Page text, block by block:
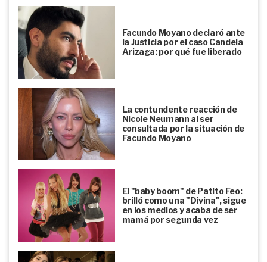
Facundo Moyano declaró ante
la Justicia por el caso Candela
Arizaga: por qué fue liberado
La contundente reacción de
Nicole Neumann al ser
consultada por la situación de
Facundo Moyano
El "baby boom" de Patito Feo:
brilló como una "Divina", sigue
en los medios y acaba de ser
mamá por segunda vez